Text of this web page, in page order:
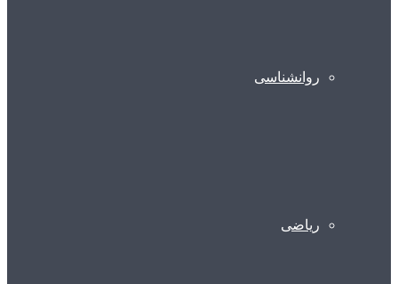
روانشناسی
ریاضی